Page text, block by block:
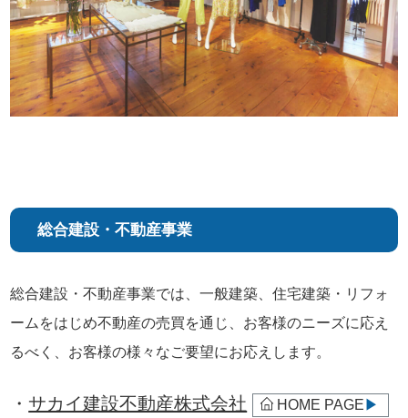
総合建設・不動産事業
総合建設・不動産事業では、一般建築、住宅建築・リフォ
ームをはじめ不動産の売買を通じ、お客様のニーズに応え
るべく、お客様の様々なご要望にお応えします。
・ サカイ建設不動産株式会社 HOME PAGE ▶